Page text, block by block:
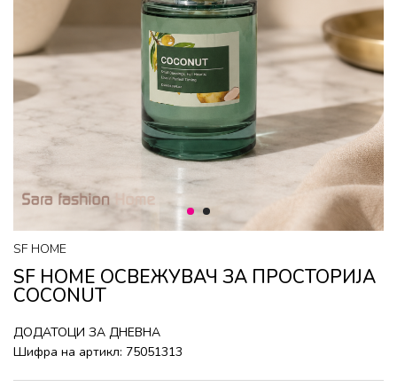
1 2
SF HOME
SF HOME ОСВЕЖУВАЧ ЗА ПРОСТОРИЈА
COCONUT
ДОДАТОЦИ ЗА ДНЕВНА
Шифра на артикл: 75051313